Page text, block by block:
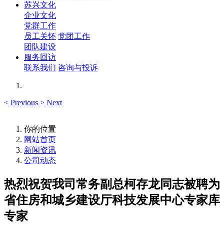
苏兴文化
企业文化
党群工作
员工关怀 党团工作
团队建设
服务回访
联系我们 咨询与投诉
< Previous > Next
你的位置
网站首页
新闻资讯
公司动态
热烈祝贺我司常务副总柯存龙同志被聘为
省住房和城乡建设厅科技发展中心专家库
专家